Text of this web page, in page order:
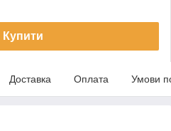
Купити
Доставка Оплата Умови